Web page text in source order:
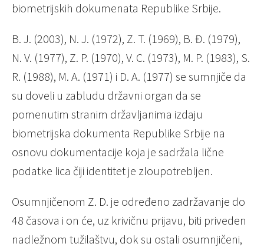
biometrijskih dokumenata Republike Srbije.
B. J. (2003), N. J. (1972), Z. T. (1969), B. Đ. (1979),
N. V. (1977), Z. P. (1970), V. C. (1973), M. P. (1983), S.
R. (1988), M. A. (1971) i D. A. (1977) se sumnjiče da
su doveli u zabludu državni organ da se
pomenutim stranim državljanima izdaju
biometrijska dokumenta Republike Srbije na
osnovu dokumentacije koja je sadržala lične
podatke lica čiji identitet je zloupotrebljen.
Osumnjičenom Z. D. je određeno zadržavanje do
48 časova i on će, uz krivičnu prijavu, biti priveden
nadležnom tužilaštvu, dok su ostali osumnjičeni,